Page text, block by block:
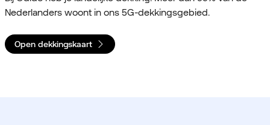
Nederlanders woont in ons 5G-dekkingsgebied.
Open dekkingskaart